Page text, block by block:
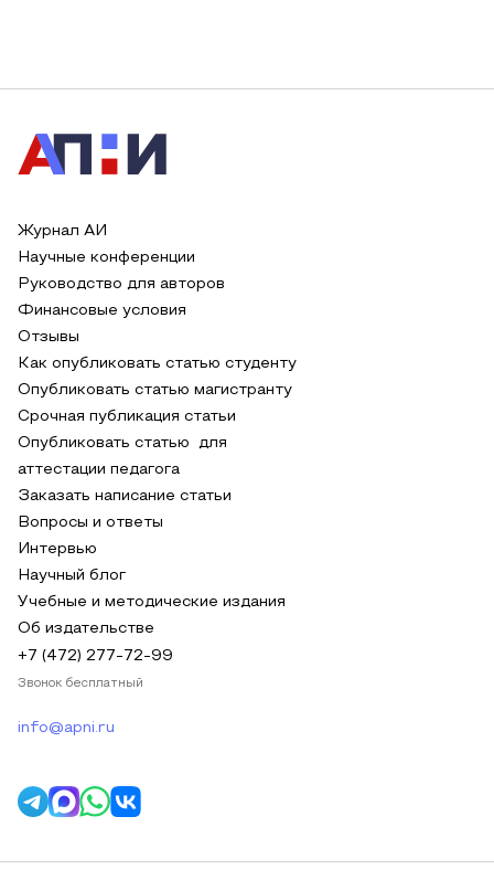
Журнал АИ
Научные конференции
Руководство для авторов
Финансовые условия
Отзывы
Как опубликовать статью студенту
Опубликовать статью магистранту
Срочная публикация статьи
Опубликовать статью для
аттестации педагога
Заказать написание статьи
Вопросы и ответы
Интервью
Научный блог
Учебные и методические издания
Об издательстве
+7 (472) 277-72-99
Звонок бесплатный
info@apni.ru